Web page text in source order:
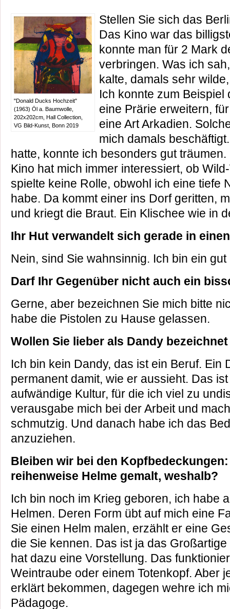
"Donald Ducks Hochzeit"
(1963) Öl a. Baumwolle,
202x202cm, Hall Collection,
VG Bild-Kunst, Bonn 2019
Stellen Sie sich das
Das Kino war das
konnte man für 2 Mark
verbringen. Was ich
kalte, damals sehr
Ich konnte zum
eine Prärie erweitern,
eine Art Arkadien.
mich damals
hatte, konnte ich besonders gut
Kino hat mich immer interessiert, ob
spielte keine Rolle, obwohl ich eine tiefe
habe. Da kommt einer ins Dorf geritten,
und kriegt die Braut. Ein Klischee wie in
Ihr Hut verwandelt sich gerade in
Nein, sind Sie wahnsinnig. Ich bin ein
Darf Ihr Gegenüber nicht auch ein
Gerne, aber bezeichnen Sie mich bitte
habe die Pistolen zu Hause gelassen.
Wollen Sie lieber als Dandy
Ich bin kein Dandy, das ist ein Beruf. Ein
permanent damit, wie er aussieht. Das
aufwändige Kultur, für die ich viel zu
verausgabe mich bei der Arbeit und
schmutzig. Und danach habe ich das
anzuziehen.
Bleiben wir bei den
reihenweise Helme gemalt, weshalb?
Ich bin noch im Krieg geboren, ich habe
Helmen. Deren Form übt auf mich eine
Sie einen Helm malen, erzählt er eine
die Sie kennen. Das ist ja das
hat dazu eine Vorstellung. Das
Weintraube oder einem Totenkopf. Aber
erklärt bekommen, dagegen wehre ich
Pädagoge.